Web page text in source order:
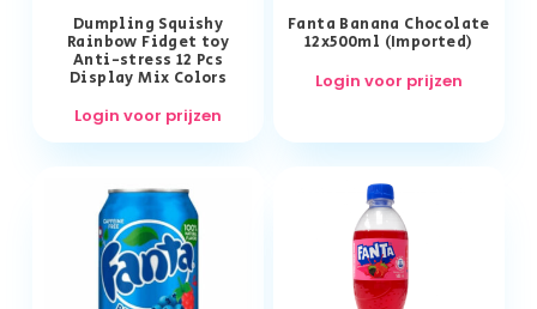
Dumpling Squishy
Rainbow Fidget toy
Anti-stress 12 Pcs
Display Mix Colors
Login voor prijzen
Fanta Banana Chocolate
12x500ml (Imported)
Login voor prijzen